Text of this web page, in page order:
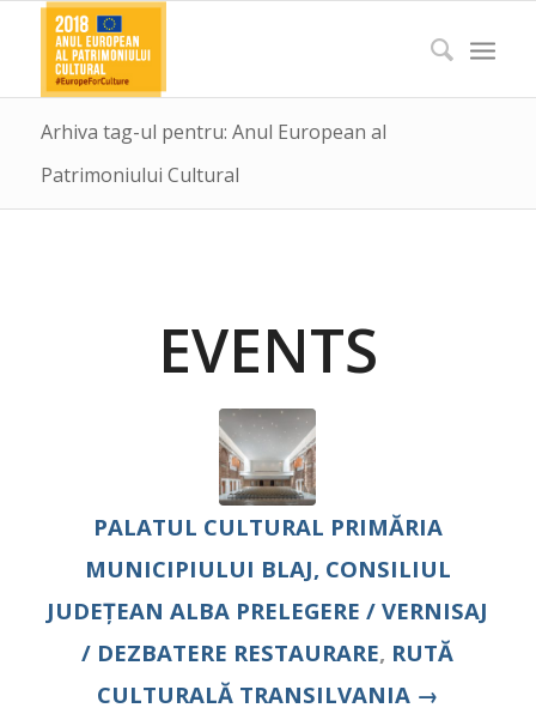
Arhiva tag-ul pentru: Anul European al
Patrimoniului Cultural
EVENTS
PALATUL CULTURAL PRIMĂRIA
MUNICIPIULUI BLAJ, CONSILIUL
JUDEȚEAN ALBA PRELEGERE / VERNISAJ
/ DEZBATERE RESTAURARE, RUTĂ
CULTURALĂ TRANSILVANIA →